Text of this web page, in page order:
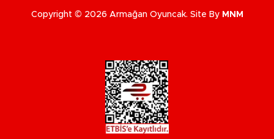
Copyright © 2026 Armağan Oyuncak. Site By MNM